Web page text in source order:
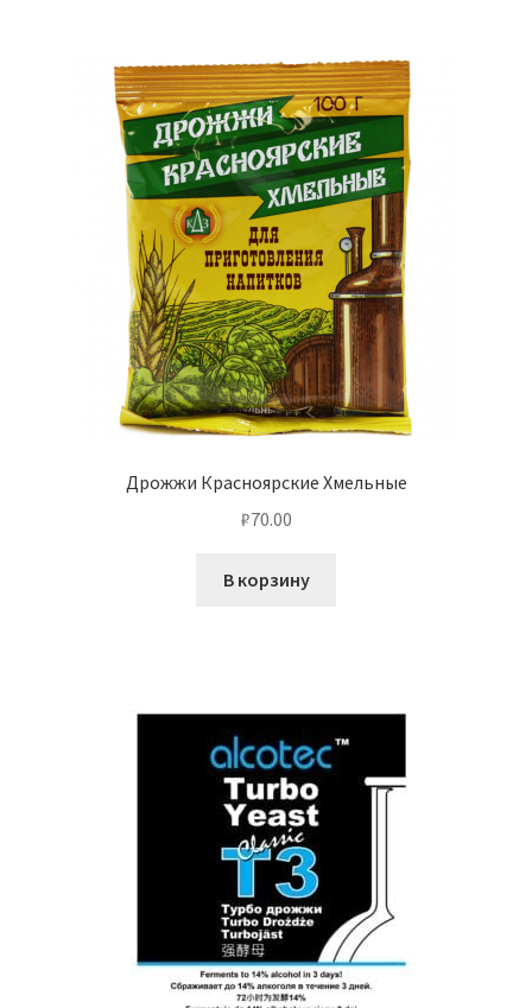
Дрожжи Красноярские Хмельные
₽70.00
В корзину